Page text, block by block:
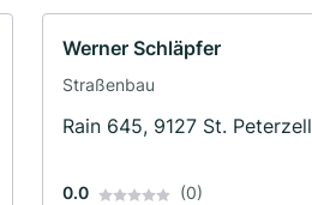
Werner Schläpfer
Straßenbau
Rain 645, 9127 St. Peterzell
0.0 (0)